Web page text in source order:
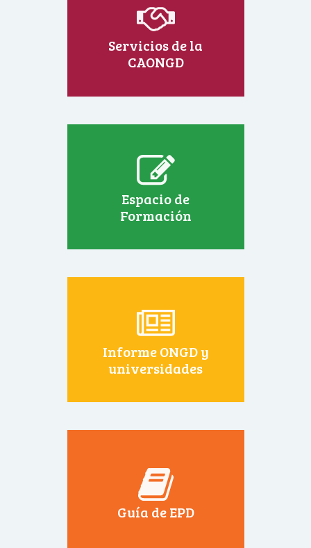
Servicios de la
CAONGD
Espacio de
Formación
Informe ONGD y
universidades
Guía de EPD